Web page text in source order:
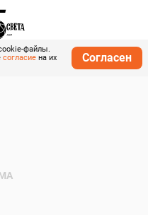
файлы.
согласие на их
Согласен